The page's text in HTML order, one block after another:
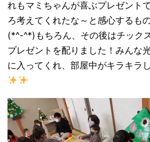
れもマミちゃんが喜ぶプレゼント
ろ考えてくれたな～と感心するも
(*^-^*)もちろん、その後はチック
プレゼントを配りました！みんな
に入ってくれ、部屋中がキラキラ